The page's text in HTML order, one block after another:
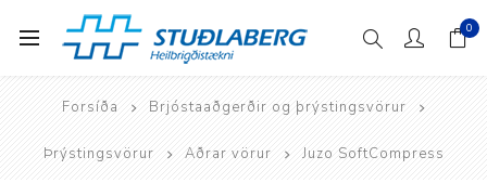
0
Forsíða Brjóstaaðgerðir og þrýstingsvörur
Þrýstingsvörur Aðrar vörur Juzo SoftCompress